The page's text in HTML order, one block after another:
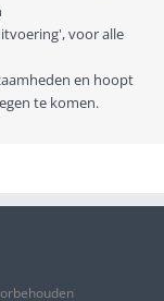
voor alle
en hoopt
te komen.